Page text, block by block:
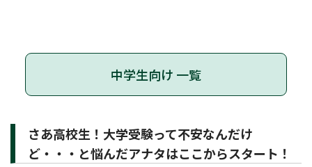
中学生向け 一覧
さあ高校生！大学受験って不安なんだけ
ど・・・と悩んだアナタはここからスタート！